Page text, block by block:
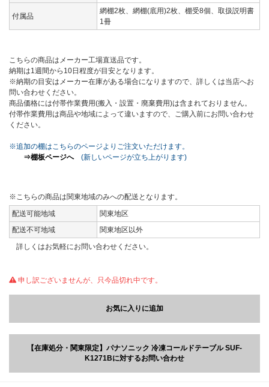
付属品
網棚2枚、網棚(底用)2枚、棚受8個、取扱説明書
1冊
こちらの商品はメーカー工場直送品です。
納期は1週間から10日程度が目安となります。
※納期の目安はメーカー在庫がある場合になりますので、詳しくは当店へお
問い合わせください。
商品価格には付帯作業費用(搬入・設置・廃棄費用)は含まれておりません。
付帯作業費用は商品や地域によって違いますので、ご購入前にお問い合わせ
ください。
※追加の棚はこちらのページよりご注文いただけます。
⇒棚板ページへ(新しいページが立ち上がります)
※こちらの商品は関東地域のみへの配送となります。
配送可能地域
関東地区
配送不可地域
関東地区以外
詳しくはお気軽にお問い合わせください。
申し訳ございませんが、只今品切れ中です。
お気に入りに追加
【在庫処分・関東限定】パナソニック 冷凍コールドテーブル SUF-
K1271Bに対するお問い合わせ